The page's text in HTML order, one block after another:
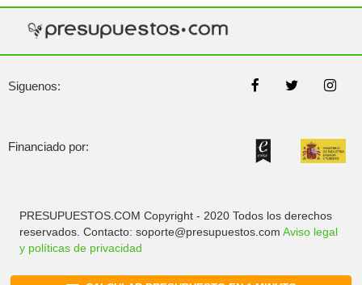
Siguenos:
Financiado por:
PRESUPUESTOS.COM Copyright - 2020 Todos los derechos
reservados. Contacto: soporte@presupuestos.com Aviso legal
y políticas de privacidad